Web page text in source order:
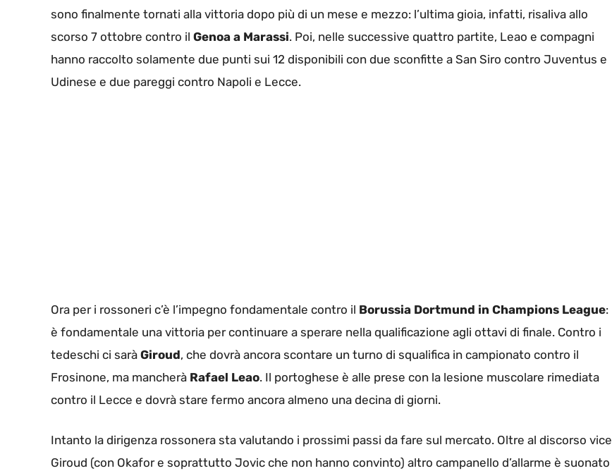
sono finalmente tornati alla vittoria dopo più di un mese e mezzo: l’ultima gioia, infatti, risaliva allo
scorso 7 ottobre contro il Genoa a Marassi. Poi, nelle successive quattro partite, Leao e compagni
hanno raccolto solamente due punti sui 12 disponibili con due sconfitte a San Siro contro Juventus e
Udinese e due pareggi contro Napoli e Lecce.
Ora per i rossoneri c’è l’impegno fondamentale contro il Borussia Dortmund in Champions League:
è fondamentale una vittoria per continuare a sperare nella qualificazione agli ottavi di finale. Contro i
tedeschi ci sarà Giroud, che dovrà ancora scontare un turno di squalifica in campionato contro il
Frosinone, ma mancherà Rafael Leao. Il portoghese è alle prese con la lesione muscolare rimediata
contro il Lecce e dovrà stare fermo ancora almeno una decina di giorni.
Intanto la dirigenza rossonera sta valutando i prossimi passi da fare sul mercato. Oltre al discorso vice
Giroud (con Okafor e soprattutto Jovic che non hanno convinto) altro campanello d’allarme è suonato